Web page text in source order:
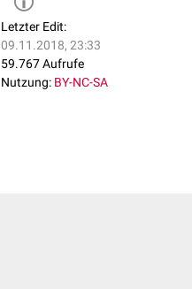
Letzter Edit:
09.11.2018, 23:33
59.767 Aufrufe
Nutzung: BY-NC-SA